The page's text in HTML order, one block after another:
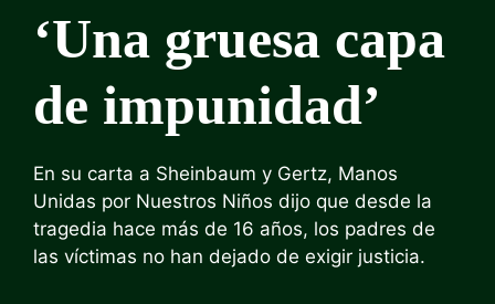
‘Una gruesa capa
de impunidad’
En su carta a Sheinbaum y Gertz, Manos
Unidas por Nuestros Niños dijo que desde la
tragedia hace más de 16 años, los padres de
las víctimas no han dejado de exigir justicia.